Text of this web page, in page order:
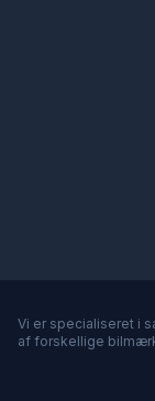
Vi er specialiseret i
af forskellige